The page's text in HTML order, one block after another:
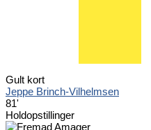
Gult kort
Jeppe Brinch-Vilhelmsen
81'
Holdopstillinger